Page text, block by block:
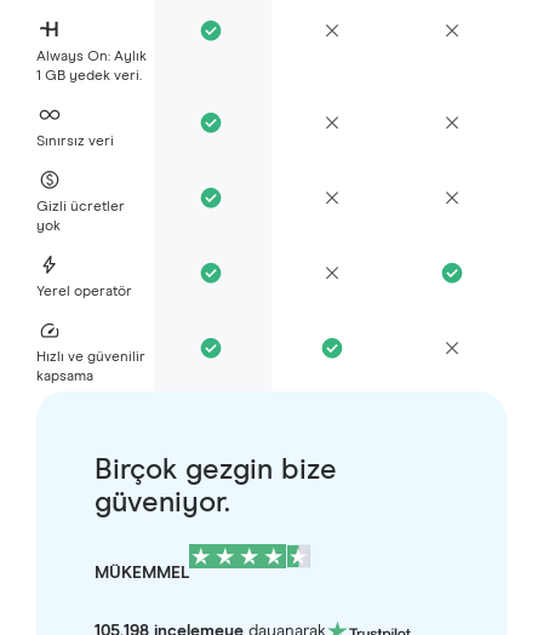
Always On: Aylık
1 GB yedek veri.
Sınırsız veri
Gizli ücretler
yok
Yerel operatör
Hızlı ve güvenilir
kapsama
Birçok gezgin bize
güveniyor.
MÜKEMMEL
105.198 incelemeyedayanarak